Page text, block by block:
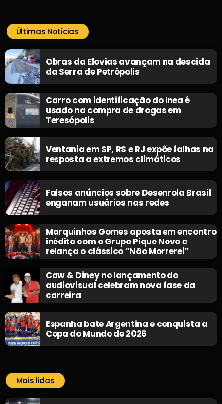
Últimas Notícias
Obras da Elovias avançam na descida
da Serra de Petrópolis
Carro com identificação do Inea é
usado na compra de drogas em
Teresópolis
Ventania em SP, RS e RJ expõe falhas na
resposta a extremos climáticos
Falsos anúncios sobre Desenrola Brasil
enganam usuários nas redes
Marquinhos Gomes aposta em encontro
inédito com o Grupo Pique Novo e
relança o clássico “Não Morrerei”
Caw & Diney no lançamento do
audiovisual celebram nova fase da
carreira
Espanha bate Argentina e conquista a
Copa do Mundo de 2026
Mais lidas